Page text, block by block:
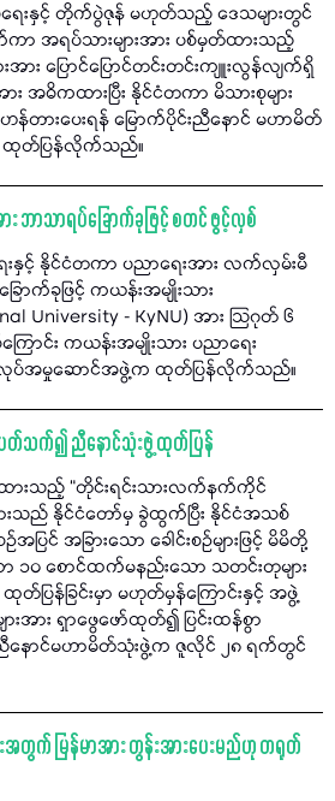
ေးနှင့် တိုက်ပွဲဇုန် မဟုတ်သည့် ဒေသများတွင်
အရပ်သားများအား ပစ်မှတ်ထားသည့်
အား ပြောင်ပြောင်တင်းတင်းကျူးလွန်လျက်ရှိ
း အဓိကထားပြီး နိုင်ငံတကာ မိသားစုများ
န်တားပေးရန် မြောက်ပိုင်းညီနောင် မဟာမိတ်
ထုတ်ပြန်လိုက်သည်။
ဘာသာရပ်ခြောက်ခုဖြင့် စတင် ဖွင့်လှစ်
းနှင့် နိုင်ငံတကာ ပညာရေးအား လက်လှမ်းမီ
ာက်ခုဖြင့် ကယန်းအမျိုးသား
University - KyNU) အား သြဂုတ် ၆
ောင်း ကယန်းအမျိုးသား ပညာရေး
လုပ်အမှုဆောင်အဖွဲ့က ထုတ်ပြန်လိုက်သည်။
တ်သက်၍ ညီနောင်သုံးဖွဲ့ ထုတ်ပြန်
ားသည့် “တိုင်းရင်းသားလက်နက်ကိုင်
းသည် နိုင်ငံတော်မှ ခွဲထွက်ပြီး နိုင်ငံအသစ်
ြင် အခြားသော ခေါင်းစဉ်များဖြင့် မိမိတို့
၁၀ စောင်ထက်မနည်းသော သတင်းတုများ
တ်ပြန်ခြင်းမှာ မဟုတ်မှန်ကြောင်းနှင့် အဖွဲ့
အား ရှာဖွေဖော်ထုတ်၍ ပြင်းထန်စွာ
ညီနောင်မဟာမိတ်သုံးဖွဲ့က ဇူလိုင် ၂၈ ရက်တွင်
းအတွက် မြန်မာအား တွန်းအားပေးမည်ဟု တရုတ်